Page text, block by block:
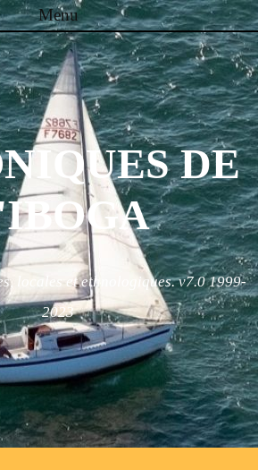
Menu
DE
locales et ethnologiques. v7.0 1999-
2023